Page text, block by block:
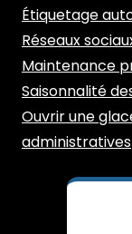
Étiquetage
Réseaux
Maintenance
Saisonnalité
Ouvrir une
administratives